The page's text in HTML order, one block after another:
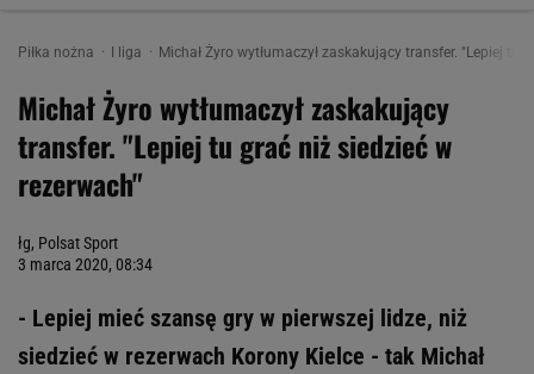
Piłka nożna I liga Michał Żyro wytłumaczył zaskakujący transfer. "Lepiej tu
Michał Żyro wytłumaczył zaskakujący
transfer. "Lepiej tu grać niż siedzieć w
rezerwach"
łg, Polsat Sport
3 marca 2020, 08:34
- Lepiej mieć szansę gry w pierwszej lidze, niż
siedzieć w rezerwach Korony Kielce - tak Michał